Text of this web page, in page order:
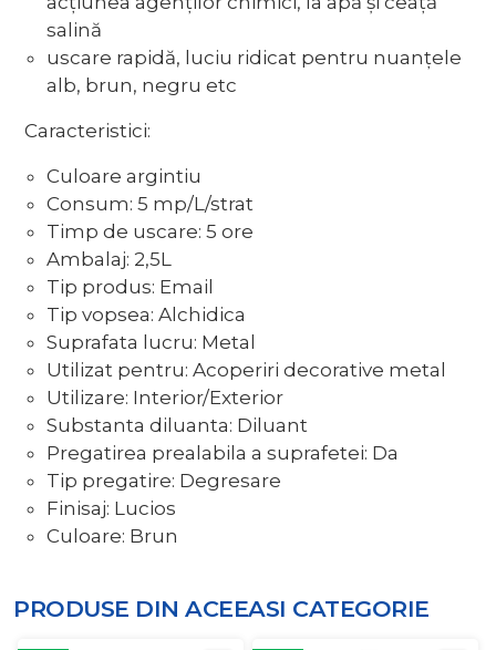
salină
uscare rapidă, luciu ridicat pentru nuanţele
alb, brun, negru etc
Caracteristici:
Culoare argintiu
Consum: 5 mp/L/strat
Timp de uscare: 5 ore
Ambalaj: 2,5L
Tip produs: Email
Tip vopsea: Alchidica
Suprafata lucru: Metal
Utilizat pentru: Acoperiri decorative metal
Utilizare: Interior/Exterior
Substanta diluanta: Diluant
Pregatirea prealabila a suprafetei: Da
Tip pregatire: Degresare
Finisaj: Lucios
Culoare: Brun
PRODUSE DIN ACEEASI CATEGORIE